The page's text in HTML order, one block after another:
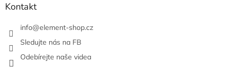
Kontakt
info@element-shop.cz
Sledujte nás na FB
Odebírejte naše videa